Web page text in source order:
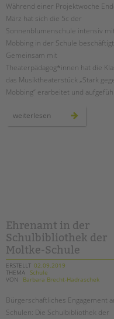
BETREUTES WOHNEN
TANDEM BTL AKADEMIE
Zertfikatskurse
Seminarkalender
Seminarräume
STADTTEILARBEIT
schoolcoach BTL
tandem international
KARRIERE
Stellenangebote
NEWS/BLOG
Während einer Projektwoche
März hat sich die 5c der
Sonnenblumenschule intensiv mit
Mobbing in der Schule
Gemeinsam mit
Theaterpädagog*innen hat die
das Musiktheaterstück „Stark
Mobbing“ erarbeitet und
weiterlesen
theaterpädagogik
Ehrenamt in der
Schulbibliothek der
Moltke-Schule
ERSTELLT 02.09.2019
THEMA Schule
VON
Barbara Brecht-Hadraschek
Bürgerschaftliches Engagement
Schulen: Die Schulbibliothek der